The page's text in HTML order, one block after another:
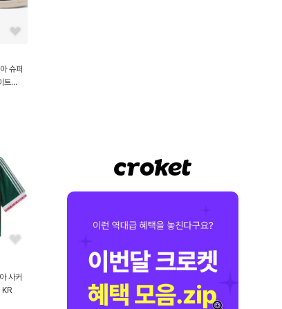
슈퍼
트
사커
저지 컬리지에이트 그린 KR